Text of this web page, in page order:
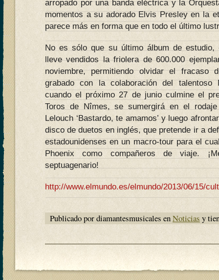
arropado por una banda eléctrica y la
momentos a su adorado Elvis Presley en la
parece más en forma que en todo el último
No es sólo que su último álbum de estudio,
lleve vendidos la friolera de 600.000
noviembre, permitiendo olvidar el fracaso
grabado con la colaboración del talentoso
cuando el próximo 27 de junio culmine el
Toros de Nîmes, se sumergirá en el
Lelouch ‘Bastardo, te amamos’ y luego
disco de duetos en inglés, que pretende ir a
estadounidenses en un macro-tour para el
Phoenix como compañeros de viaje.
septuagenario!
http://www.elmundo.es/elmundo/2013/06/15/
Publicado por diamantesmusicales enNoticias y